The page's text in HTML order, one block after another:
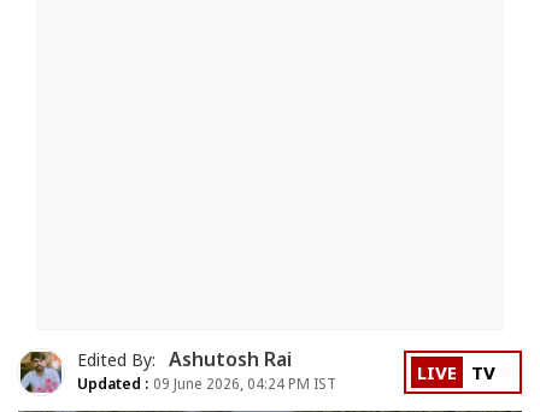
Edited By: Ashutosh Rai
Updated : 09 June 2026, 04:24 PM IST LIVE TV